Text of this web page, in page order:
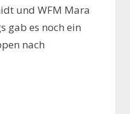
und WFM Mara
gab es noch ein
nach